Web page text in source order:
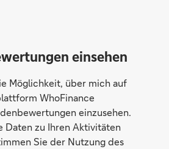
einsehen
Möglichkeit, über mich auf
WhoFinance
einzusehen.
Daten zu Ihren Aktivitäten
Sie der Nutzung des